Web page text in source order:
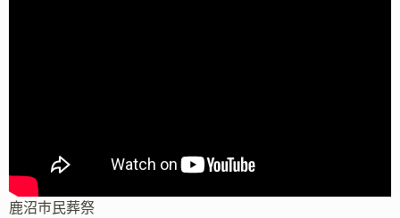
鹿沼市民葬祭